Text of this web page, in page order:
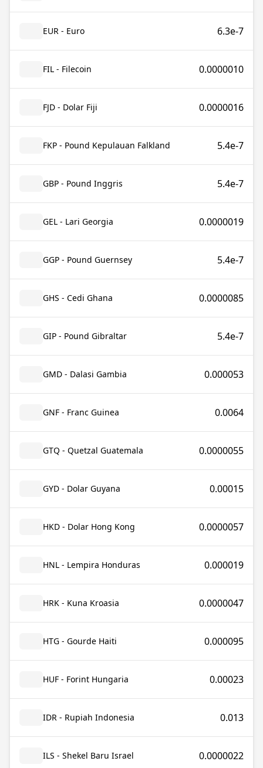
EUR - Euro 6.3e-7
FIL - Filecoin 0.0000010
FJD - Dolar Fiji 0.0000016
FKP - Pound Kepulauan Falkland 5.4e-7
GBP - Pound Inggris 5.4e-7
GEL - Lari Georgia 0.0000019
GGP - Pound Guernsey 5.4e-7
GHS - Cedi Ghana 0.0000085
GIP - Pound Gibraltar 5.4e-7
GMD - Dalasi Gambia 0.000053
GNF - Franc Guinea 0.0064
GTQ - Quetzal Guatemala 0.0000055
GYD - Dolar Guyana 0.00015
HKD - Dolar Hong Kong 0.0000057
HNL - Lempira Honduras 0.000019
HRK - Kuna Kroasia 0.0000047
HTG - Gourde Haiti 0.000095
HUF - Forint Hungaria 0.00023
IDR - Rupiah Indonesia 0.013
ILS - Shekel Baru Israel 0.0000022